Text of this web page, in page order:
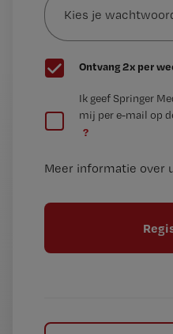
je
wachtwoord
G
e
t
Ontvang 2x per
e
t
l
Ik geef Springer
mij per e-mail op
?
Meer informatie over